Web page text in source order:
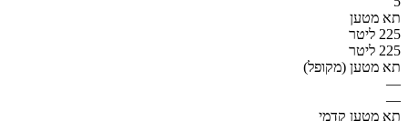
תא מטען
225 ליטר
225 ליטר
תא מטען (מקופל)
—
—
תא מטען קדמי